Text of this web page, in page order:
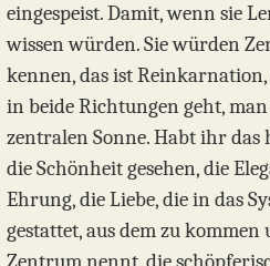
eingespeist. Damit, wenn sie
wissen würden. Sie würden
kennen, das ist Reinkarnation,
in beide Richtungen geht,
zentralen Sonne. Habt ihr
die Schönheit gesehen, die
Ehrung, die Liebe, die in das
gestattet, aus dem zu